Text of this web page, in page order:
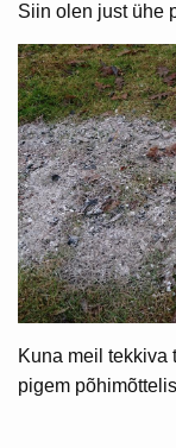
Siin olen just ühe
Kuna meil tekkiva
pigem